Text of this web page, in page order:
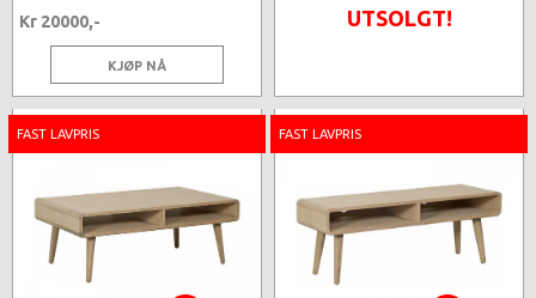
Kr 20000,-
KJØP NÅ
UTSOLGT!
FAST LAVPRIS FAST LAVPRIS